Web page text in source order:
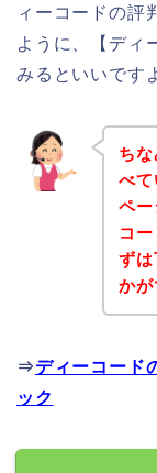
ィーコードの評
ように、【ディ
みるといいです
ち
べて
ペ
コ
ず
かが
⇒ディーコード
ック